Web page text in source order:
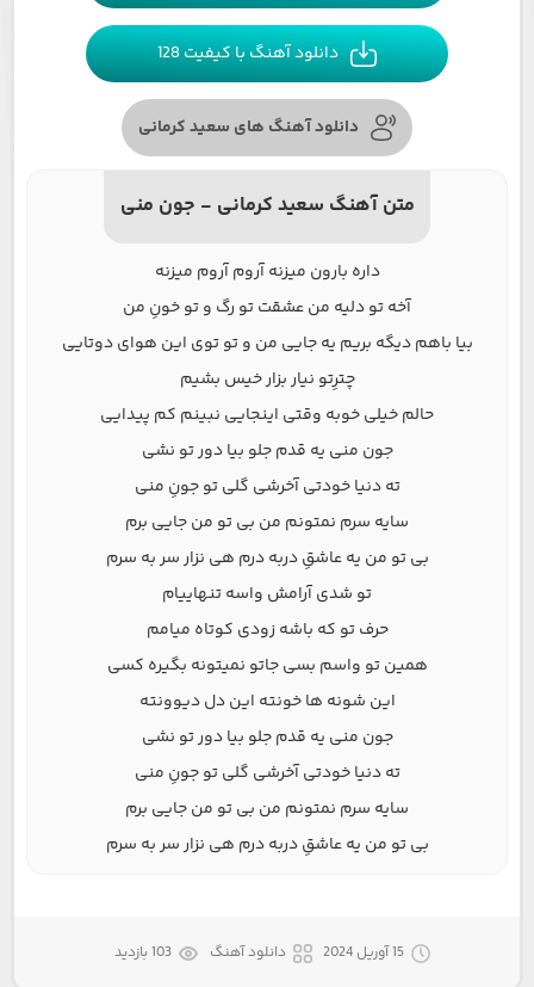
دانلود آهنگ با کیفیت 128
دانلود آهنگ های سعید کرمانی
متن آهنگ سعید کرمانی - جون منی
داره بارون میزنه آروم آروم میزنه
آخه تو دلیه من عشقت تو رگ و تو خونِ من
بیا باهم دیگه بریم یه جایی من و تو توی این هوای دوتایی
چترِتو نیار بزار خیس بشیم
حالم خیلی خوبه وقتی اینجایی نبینم کم پیدایی
جون منی یه قدم جلو بیا دور تو نشی
ته دنیا خودتی آخرشی گلی تو جونِ منی
سایه سرم نمتونم من بی تو من جایی برم
بی تو من یه عاشقِ دربه درم هی نزار سر به سرم
تو شدی آرامش واسه تنهاییام
حرف تو که باشه زودی کوتاه میامم
همین تو واسم بسی جاتو نمیتونه بگیره کسی
این شونه ها خونته این دل دیوونته
جون منی یه قدم جلو بیا دور تو نشی
ته دنیا خودتی آخرشی گلی تو جونِ منی
سایه سرم نمتونم من بی تو من جایی برم
بی تو من یه عاشقِ دربه درم هی نزار سر به سرم
15 آوریل 2024 دانلود آهنگ 103 بازدید